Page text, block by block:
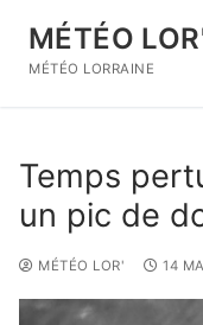
contenu
MÉTÉO
MÉTÉO LORRAINE
Temps
un pic de
MÉTÉO LOR' 14